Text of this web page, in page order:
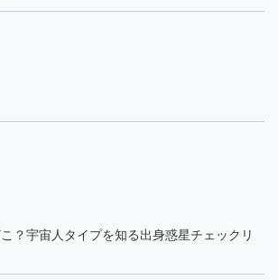
？宇宙人タイプを知る出身惑星チェックリ